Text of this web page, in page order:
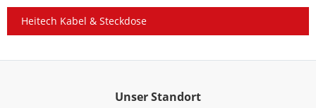
Heitech Kabel & Steckdose
Unser Standort